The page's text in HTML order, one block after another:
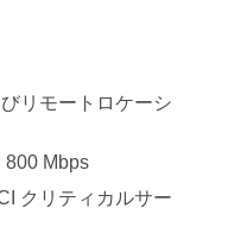
リモートロケーシ
800 Mbps
クリティカルサー